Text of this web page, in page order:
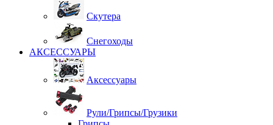
Скутера
Снегоходы
АКСЕССУАРЫ
Аксессуары
Рули/Грипсы/Грузики